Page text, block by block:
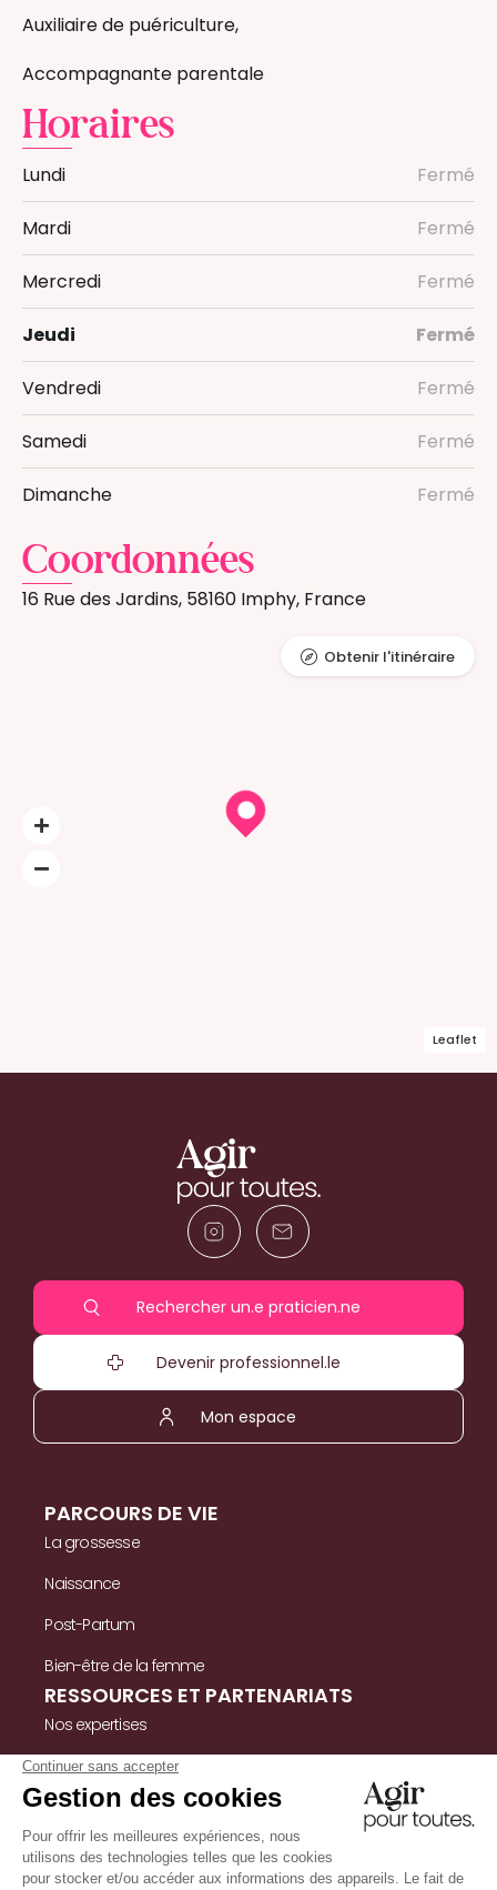
Auxiliaire de puériculture,
Accompagnante parentale
Horaires
Lundi Fermé
Mardi Fermé
Mercredi Fermé
Jeudi Fermé
Vendredi Fermé
Samedi Fermé
Dimanche Fermé
Coordonnées
16 Rue des Jardins, 58160 Imphy, France
Leaflet
Obtenir l'itinéraire
Rechercher un.e praticien.ne
Devenir professionnel.le
Mon espace
PARCOURS DE VIE
La grossesse
Naissance
Post-Partum
Bien-être de la femme
RESSOURCES ET PARTENARIATS
Nos expertises
Nos ressources
Témoignages
Nous contacter
INFORMATIONS